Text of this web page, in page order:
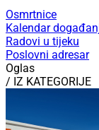
Osmrtnice
Kalendar
Radovi u tijeku
Poslovni adresar
Oglas
/ IZ KATEGORIJE